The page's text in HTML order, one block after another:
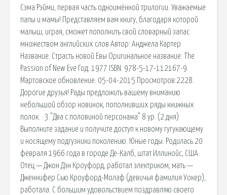
Сэма Рэйми, первая часть одноимённой трилогии. Уважаемые
папы и мамы! Представляем вам книгу, благодаря которой
малыш, играя, сможет пополнить свой словарный запас
множеством английских слов Автор: Анджела Картер
Название: Страсть новой Евы Оригинальное название: The
Passion of New Eve Год: 1977 ISBN: 978-5-17-112167-9.
Мартовское обновление. 05-04-2015 Просмотров:2228.
Дорогие друзья! Рады предложить вашему вниманию
небольшой обзор новинок, пополнивших ряды книжных
полок. · 3."Два с половиной персонажа" 8 ур. (2 дня)
Выполните задание и получите доступ к новому гугукающему
и носящему подгузники поколению. Юные годы. Родилась 20
февраля 1966 года в городе Де-Калб, штат Иллинойс, США.
Отец — Джон Дэн Кроуфорд, работал электриком, мать —
Дженнифер Сью Кроуфорд-Молаф (девичья фамилия Уокер),
работала. С большим удовольствием поздравляю своего